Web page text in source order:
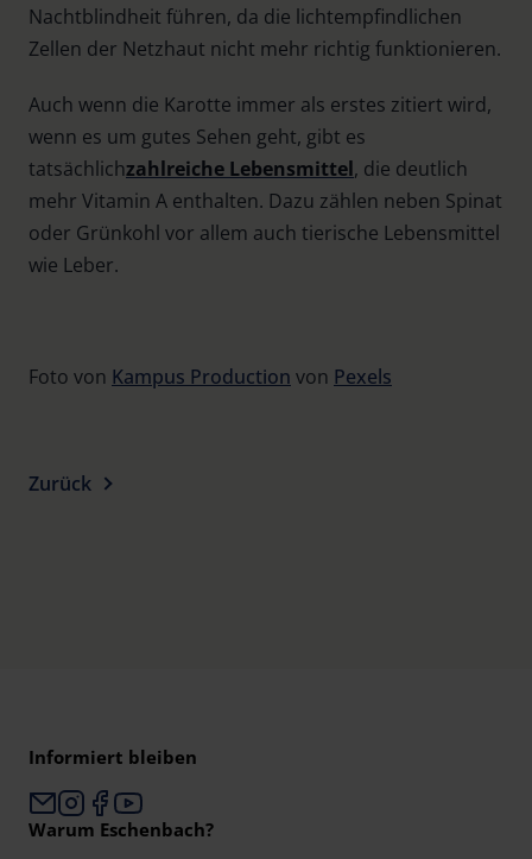
Nachtblindheit führen, da die lichtempfindlichen
Zellen der Netzhaut nicht mehr richtig funktionieren.
Auch wenn die Karotte immer als erstes zitiert wird,
wenn es um gutes Sehen geht, gibt es
tatsächlichzahlreiche Lebensmittel, die deutlich
mehr Vitamin A enthalten. Dazu zählen neben Spinat
oder Grünkohl vor allem auch tierische Lebensmittel
wie Leber.
Foto von Kampus Production von Pexels
Zurück
Informiert bleiben
Warum Eschenbach?